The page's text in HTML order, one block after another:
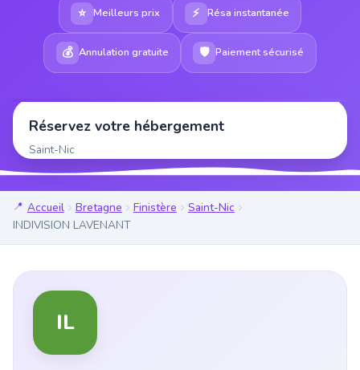
⭐ Meilleurs prix ⚡ Résa instantanée
💰 Annulation gratuite 🛡 Paiement sécurisé
Réservez votre hébergement
Saint-Nic
Accueil Bretagne Finistère
Saint-Nic
INDIVISION LAVENANT
IL